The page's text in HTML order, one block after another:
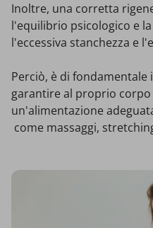
Inoltre, una corretta
l'equilibrio psicologico e
l'eccessiva stanchezza e
Perciò, è di
garantire al proprio
un'alimentazione
come massaggi,